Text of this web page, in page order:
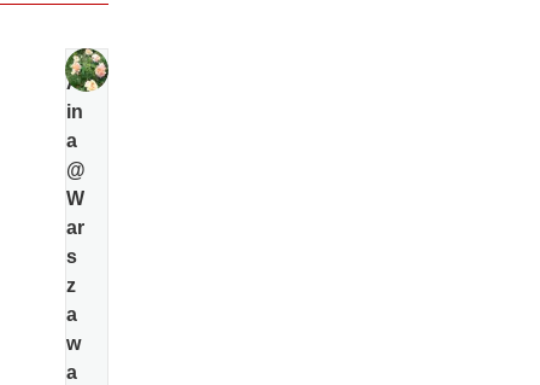
Al
in
a
@
W
ar
s
z
a
w
a